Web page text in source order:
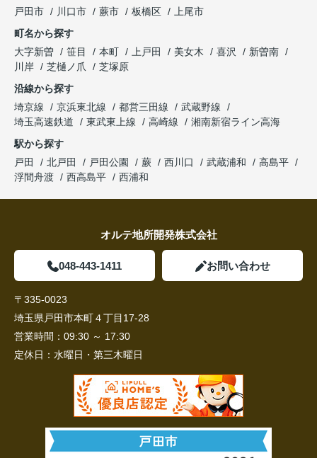
戸田市
川口市 蕨市 板橋区
上尾市
町名から探す
大字新曽
笹目 本町 上戸田 美女木 喜沢
新曽南
川岸
芝樋ノ爪
芝塚原
沿線から探す
埼京線
京浜東北線 都営三田線
武蔵野線
埼玉高速鉄道
東武東上線 高崎線
湘南新宿ライン高海
駅から探す
戸田
北戸田 戸田公園 蕨 西川口 武蔵浦和
高島平
浮間舟渡
西高島平 西浦和
オルテ地所開発株式会社
048-443-1411 お問い合わせ
〒335-0023
埼玉県戸田市本町４丁目17-28
営業時間： 09:30 ～ 17:30
定休日： 水曜日・第三木曜日